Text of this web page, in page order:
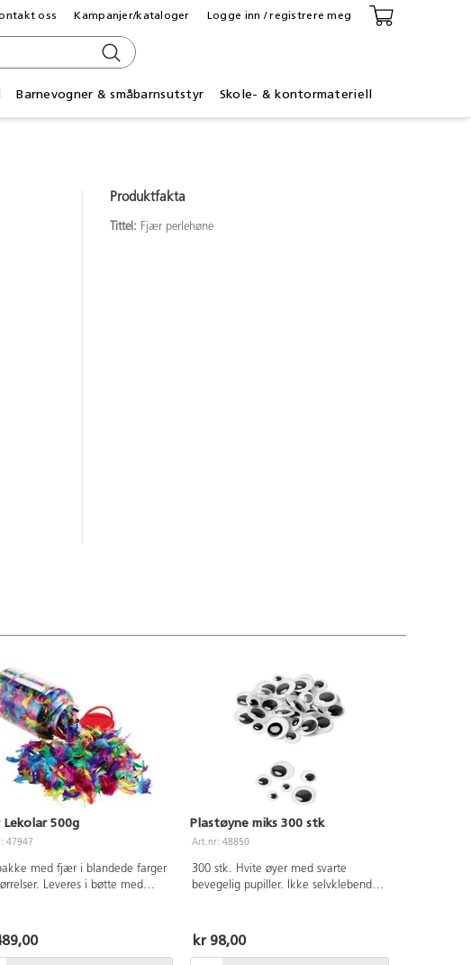
Barnevogner & småbarnsutstyr Skole- & kontormateriell
oss Kampanjer/kataloger Logge inn / registrere meg
Produktfakta
Tittel: Fjær perlehøne
500g
47947
med fjær i blandede farger
Leveres i bøtte med
Plastøyne miks 300 stk
Art.nr: 48850
300 stk. Hvite øyer med svarte
bevegelig pupiller. Ikke selvklebende.
kr 98,00